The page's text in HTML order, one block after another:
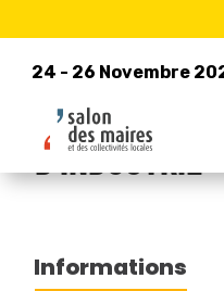
24 - 26 Novembre
24 - 26 Novembre
Retour à la liste des
CHAMBRE DE
D'INDUSTRIE
Informations